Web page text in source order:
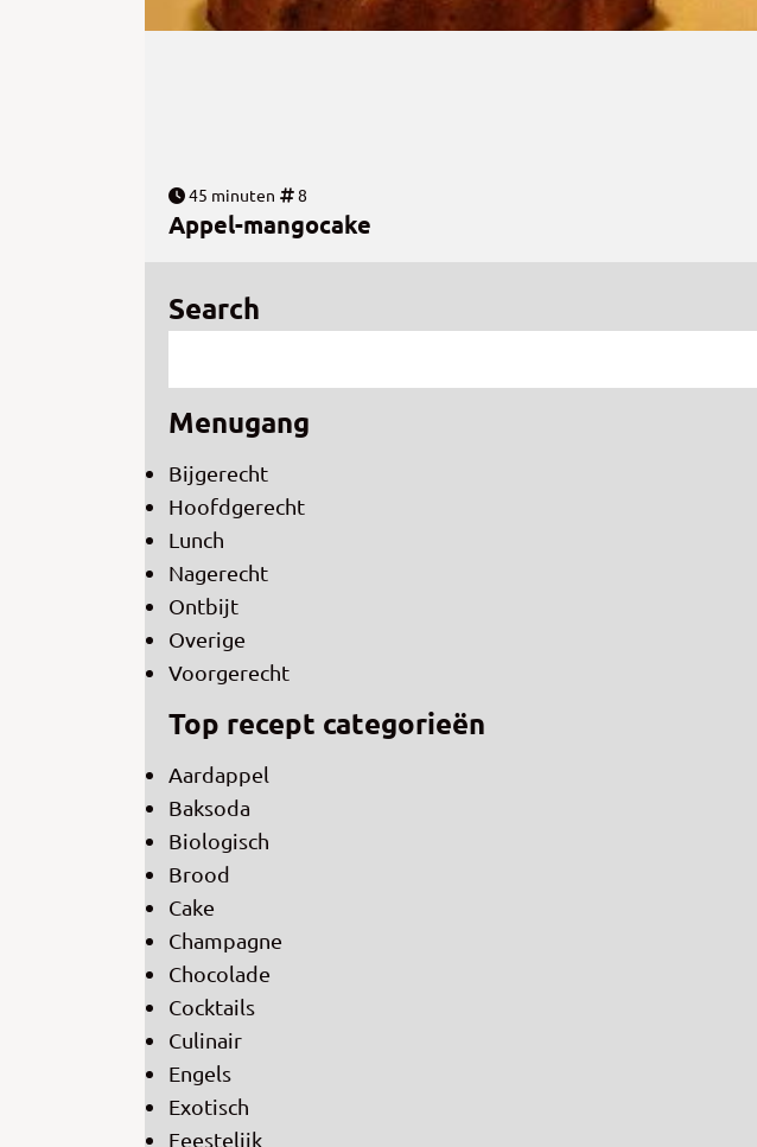
45 minuten 8
Appel-mangocake
Search
Menugang
Bijgerecht
Hoofdgerecht
Lunch
Nagerecht
Ontbijt
Overige
Voorgerecht
Top recept categorieën
Aardappel
Baksoda
Biologisch
Brood
Cake
Champagne
Chocolade
Cocktails
Culinair
Engels
Exotisch
Feestelijk